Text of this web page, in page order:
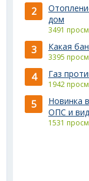
2
дом
3491
3 Какая
3395
4 Газ
1942
5
Новинка
ОПС и
1531